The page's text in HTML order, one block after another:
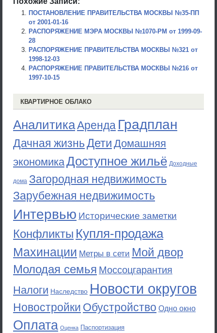
ПОСТАНОВЛЕНИЕ ПРАВИТЕЛЬСТВА МОСКВЫ №35-ПП
от 2001-01-16
РАСПОРЯЖЕНИЕ МЭРА МОСКВЫ №1070-РМ от 1999-09-
28
РАСПОРЯЖЕНИЕ ПРАВИТЕЛЬСТВА МОСКВЫ №321 от
1998-12-03
РАСПОРЯЖЕНИЕ ПРАВИТЕЛЬСТВА МОСКВЫ №216 от
1997-10-15
КВАРТИРНОЕ ОБЛАКО
АналитикаАренда Градплан
Дачная жизньДети Домашняя
экономикаДоступное жильё Доходные
дома Загородная недвижимость
Зарубежная недвижимость
Интервью Исторические заметки
Конфликты Купля-продажа
Махинации Метры в сети Мой двор
Молодая семья Моссоцгарантия
Налоги Наследство Новости округов
Новостройки Обустройство Одно окно
Оплата Оценка Паспортизация